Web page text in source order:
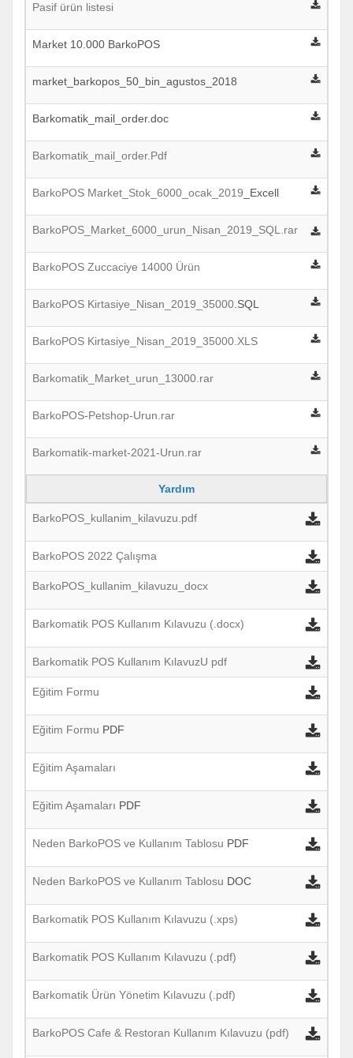
Pasif ürün listesi
Market 10.000 BarkoPOS
market_barkopos_50_bin_agustos_2018
Barkomatik_mail_order.doc
Barkomatik_mail_order.Pdf
BarkoPOS Market_Stok_6000_ocak_2019 _Excell
BarkoPOS_Market_6000_urun_Nisan_2019_SQL.rar
BarkoPOS Zuccaciye 14000 Ürün
BarkoPOS Kirtasiye_Nisan_2019_35000 .SQL
BarkoPOS Kirtasiye_Nisan_2019_35000.XLS
Barkomatik_Market_urun_13000.rar
BarkoPOS-Petshop-Urun.rar
Barkomatik-market-2021-Urun.rar
Yardım
BarkoPOS_kullanim_kilavuzu.pdf
BarkoPOS 2022 Çalışma
BarkoPOS_kullanim_kilavuzu_docx
Barkomatik POS Kullanım Kılavuzu (.docx)
Barkomatik POS Kullanım KılavuzU pdf
Eğitim Formu
Eğitim Formu PDF
Eğitim Aşamaları
Eğitim Aşamaları PDF
Neden BarkoPOS ve Kullanım Tablosu PDF
Neden BarkoPOS ve Kullanım Tablosu DOC
Barkomatik POS Kullanım Kılavuzu (.xps)
Barkomatik POS Kullanım Kılavuzu (.pdf)
Barkomatik Ürün Yönetim Kılavuzu (.pdf)
BarkoPOS Cafe & Restoran Kullanım Kılavuzu (pdf)